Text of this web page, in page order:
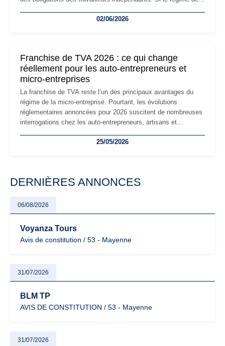
les auto-entrepreneurs devront s'adapter à un environnement
02/06/2026
Franchise de TVA 2026 : ce qui change
réellement pour les auto-entrepreneurs et
micro-entreprises
La franchise de TVA reste l’un des principaux avantages du
régime de la micro-entreprise. Pourtant, les évolutions
réglementaires annoncées pour 2026 suscitent de nombreuses
interrogations chez les auto-entrepreneurs, artisans et
facturation ou risque de bascule vers la TVA : les règles
25/05/2026
DERNIÈRES ANNONCES
06/08/2026
Voyanza Tours
Avis de constitution / 53 - Mayenne
31/07/2026
BLM TP
AVIS DE CONSTITUTION / 53 - Mayenne
31/07/2026